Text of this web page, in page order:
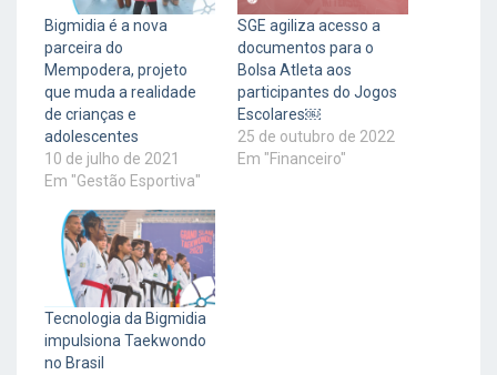
Bigmidia é a nova
parceira do
Mempodera, projeto
que muda a realidade
de crianças e
adolescentes
10 de julho de 2021
Em "Gestão Esportiva"
SGE agiliza acesso a
documentos para o
Bolsa Atleta aos
participantes do Jogos
Escolares￼
25 de outubro de 2022
Em "Financeiro"
Tecnologia da Bigmidia
impulsiona Taekwondo
no Brasil